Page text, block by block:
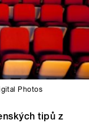
Photos
tipů z